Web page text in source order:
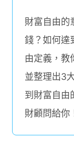
財富自由的
錢？如何達
由定義，教
並整理出3
到財富自由
財顧問給你